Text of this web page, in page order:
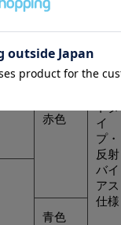
赤色
反射
トタ
イ
プ・
反射
バイ
アス
仕様
青色